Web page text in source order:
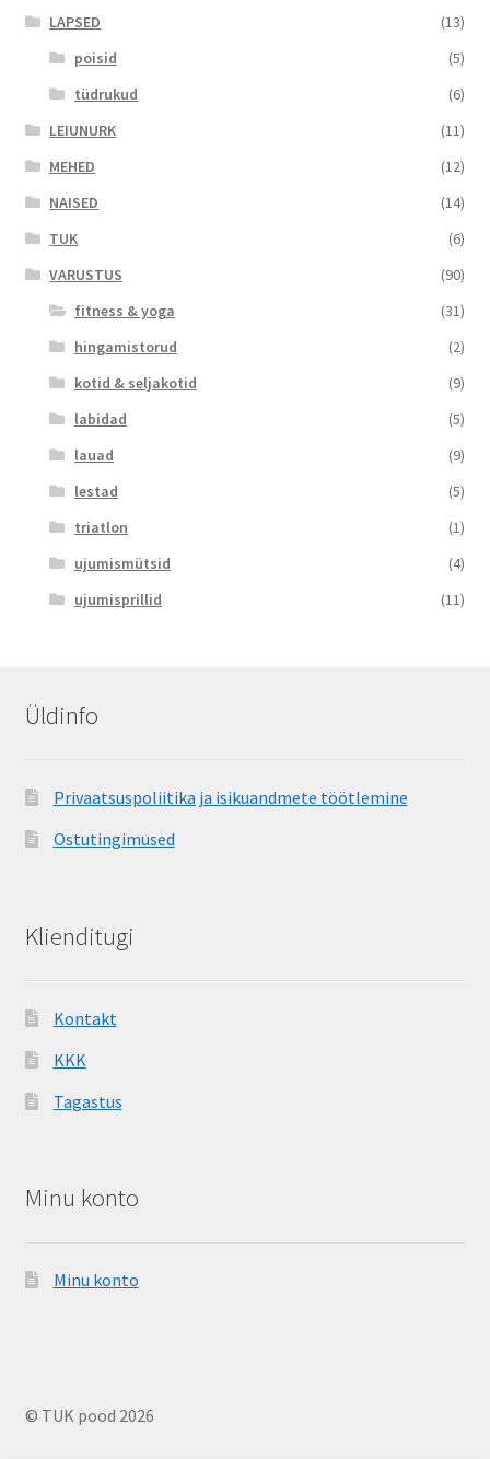
LAPSED
(13)
poisid
(5)
tüdrukud
(6)
LEIUNURK
(11)
MEHED
(12)
NAISED
(14)
TUK
(6)
VARUSTUS
(90)
fitness & yoga
(31)
hingamistorud
(2)
kotid & seljakotid
(9)
labidad
(5)
lauad
(9)
lestad
(5)
triatlon
(1)
ujumismütsid
(4)
ujumisprillid
(11)
Üldinfo
Privaatsuspoliitika ja isikuandmete töötlemine
Ostutingimused
Klienditugi
Kontakt
KKK
Tagastus
Minu konto
Minu konto
© TUK pood 2026